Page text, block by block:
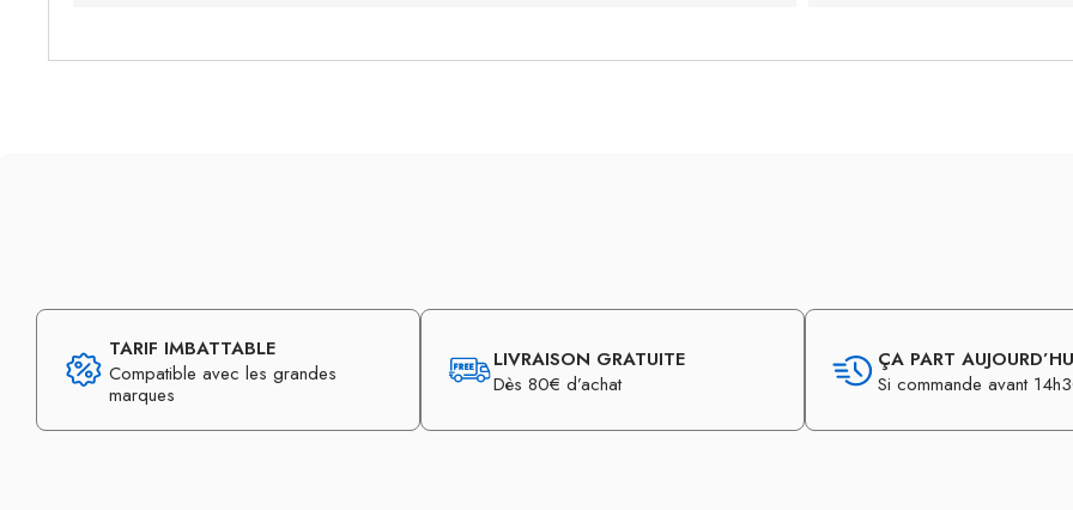
TARIF IMBATTABLE
Compatible avec les grandes
marques
LIVRAISON GRATUITE
Dès 80€ d’achat
ÇA PART
Si commande avant